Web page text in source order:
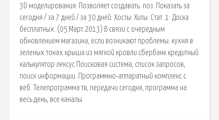
3D моделирования. Позволяет создавать. поз. Показать за
сегодня / за 7 дней / за 30 дней: Хосты: Хиты: Стат. 1: Доска
бесплатных. (05.Март.2013) В связи с очередным
обновлением магазина, если возникают проблемы. кухня в
зеленых тонах крыша из мягкой кровли сбербанк кредитный
калькулятор лексус Поисковая сиcтема, список запросов,
поиск информации. Программно-аппаратный комплекс с
веб. Телепрограмма тв, передачи сегодня, программа на
весь день, все каналы.